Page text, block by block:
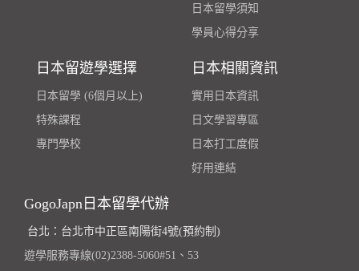
日本留學須知
學員心得分享
日本留遊學選擇
日本留學 (6個月以上)
特殊課程
專門學校
日本相關資訊
實用日本資訊
日文學習專區
日本打工度假
好用連結
GogoJapn日本留學代辦
台北：台北市中正區南陽街4號(預約制)
遊學服務專線(02)2388-5060#51、53